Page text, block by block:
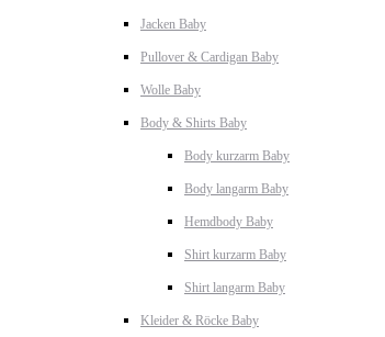
Jacken Baby
Pullover & Cardigan Baby
Wolle Baby
Body & Shirts Baby
Body kurzarm Baby
Body langarm Baby
Hemdbody Baby
Shirt kurzarm Baby
Shirt langarm Baby
Kleider & Röcke Baby